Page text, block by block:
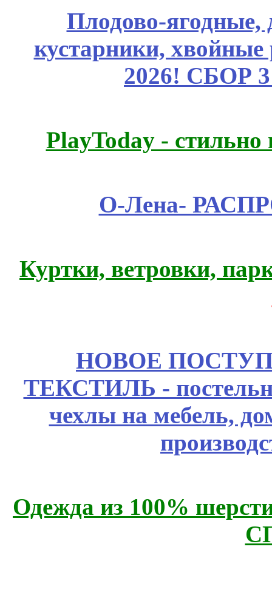
Плодово-ягодные,
кустарники,
2026! СБОР
PlayToday -
О-Лена-
Куртки, ветровки,
НОВОЕ
ТЕКСТИЛЬ -
чехлы на мебель,
Одежда из 100%